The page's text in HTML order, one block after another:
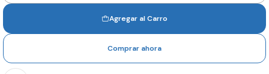
Agregar al Carro
Comprar ahora